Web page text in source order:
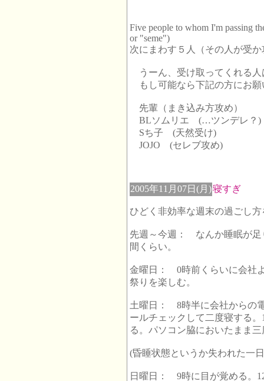
Five people to whom I'm passing
or "seme")
次にまわす５人（その人が受
うーん、受け取ってくれる
もし可能なら下記の方にお願
先輩（まき込み方攻め）
BLソムリエ (…ツンデレ？)
Sち子 (天然受け)
JOJO (セレブ攻め)
2005年11月07日(月)寝すぎ
ひどく非効率な週末の過ごし
先週～今週： なんか睡眠が足
間くらい。
金曜日： 0時前くらいに会社
祭りを楽しむ。
土曜日： 8時半に会社からの
ールチェックして二度寝する
る。パソコン脇においたまま
(昏睡状態というか失われた一
日曜日： 9時に目が覚める。